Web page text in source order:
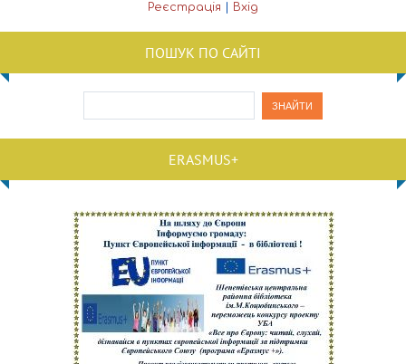
Реєстрація Вхід
ПОШУК ПО САЙТІ
ERASMUS+